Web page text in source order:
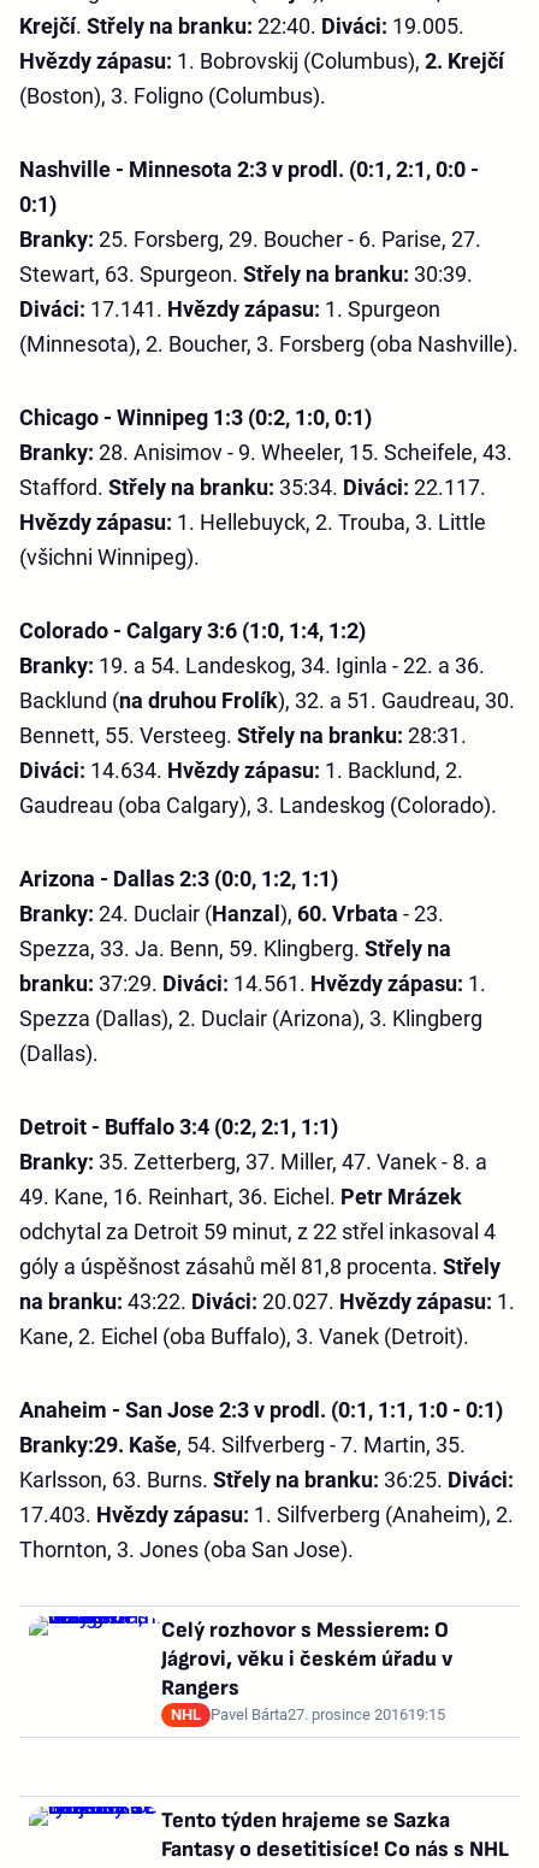
Krejčí. Střely na branku: 22:40. Diváci: 19.005.
Hvězdy zápasu: 1. Bobrovskij (Columbus), 2. Krejčí
(Boston), 3. Foligno (Columbus).
Nashville - Minnesota 2:3 v prodl. (0:1, 2:1, 0:0 -
0:1)
Branky: 25. Forsberg, 29. Boucher - 6. Parise, 27.
Stewart, 63. Spurgeon. Střely na branku: 30:39.
Diváci: 17.141. Hvězdy zápasu: 1. Spurgeon
(Minnesota), 2. Boucher, 3. Forsberg (oba Nashville).
Chicago - Winnipeg 1:3 (0:2, 1:0, 0:1)
Branky: 28. Anisimov - 9. Wheeler, 15. Scheifele, 43.
Stafford. Střely na branku: 35:34. Diváci: 22.117.
Hvězdy zápasu: 1. Hellebuyck, 2. Trouba, 3. Little
(všichni Winnipeg).
Colorado - Calgary 3:6 (1:0, 1:4, 1:2)
Branky: 19. a 54. Landeskog, 34. Iginla - 22. a 36.
Backlund (na druhou Frolík), 32. a 51. Gaudreau, 30.
Bennett, 55. Versteeg. Střely na branku: 28:31.
Diváci: 14.634. Hvězdy zápasu: 1. Backlund, 2.
Gaudreau (oba Calgary), 3. Landeskog (Colorado).
Arizona - Dallas 2:3 (0:0, 1:2, 1:1)
Branky: 24. Duclair (Hanzal), 60. Vrbata - 23.
Spezza, 33. Ja. Benn, 59. Klingberg. Střely na
branku: 37:29. Diváci: 14.561. Hvězdy zápasu: 1.
Spezza (Dallas), 2. Duclair (Arizona), 3. Klingberg
(Dallas).
Detroit - Buffalo 3:4 (0:2, 2:1, 1:1)
Branky: 35. Zetterberg, 37. Miller, 47. Vanek - 8. a
49. Kane, 16. Reinhart, 36. Eichel. Petr Mrázek
odchytal za Detroit 59 minut, z 22 střel inkasoval 4
góly a úspěšnost zásahů měl 81,8 procenta. Střely
na branku: 43:22. Diváci: 20.027. Hvězdy zápasu: 1.
Kane, 2. Eichel (oba Buffalo), 3. Vanek (Detroit).
Anaheim - San Jose 2:3 v prodl. (0:1, 1:1, 1:0 - 0:1)
Branky:29. Kaše, 54. Silfverberg - 7. Martin, 35.
Karlsson, 63. Burns. Střely na branku: 36:25. Diváci:
17.403. Hvězdy zápasu: 1. Silfverberg (Anaheim), 2.
Thornton, 3. Jones (oba San Jose).
Celý rozhovor s Messierem: O
Jágrovi, věku i českém úřadu v
Rangers
NHL Pavel Bárta27. prosince 201619:15
Tento týden hrajeme se Sazka
Fantasy o desetitisíce! Co nás s NHL